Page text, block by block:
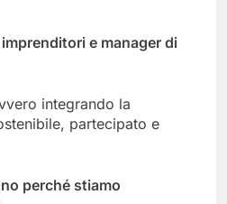
e manager di
integrando la
partecipato e
perché stiamo